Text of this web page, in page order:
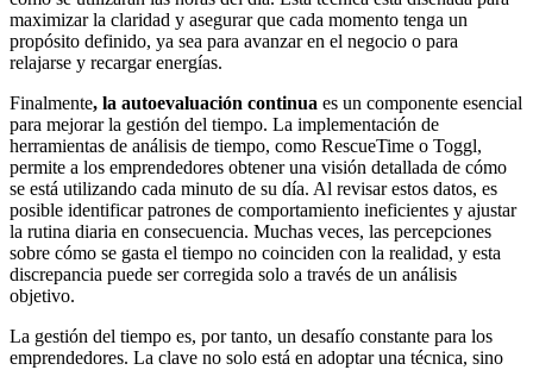
maximizar la claridad y asegurar que cada momento tenga un
propósito definido, ya sea para avanzar en el negocio o para
relajarse y recargar energías.
Finalmente, la autoevaluación continua es un componente esencial
para mejorar la gestión del tiempo. La implementación de
herramientas de análisis de tiempo, como RescueTime o Toggl,
permite a los emprendedores obtener una visión detallada de cómo
se está utilizando cada minuto de su día. Al revisar estos datos, es
posible identificar patrones de comportamiento ineficientes y ajustar
la rutina diaria en consecuencia. Muchas veces, las percepciones
sobre cómo se gasta el tiempo no coinciden con la realidad, y esta
discrepancia puede ser corregida solo a través de un análisis
objetivo.
La gestión del tiempo es, por tanto, un desafío constante para los
emprendedores. La clave no solo está en adoptar una técnica, sino